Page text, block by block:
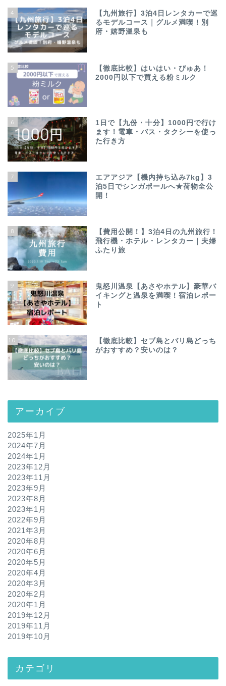
4
【九州旅行】3泊4日レンタカーで巡
るモデルコース｜グルメ満喫！別
府・嬉野温泉も
5
【徹底比較】はいはい・ぴゅあ！
2000円以下で買える粉ミルク
6
1日で【九份・十分】1000円で行け
ます！電車・バス・タクシーを使っ
た行き方
7
エアアジア【機内持ち込み7kg】3
泊5日でシンガポールへ★荷物全公
開！
8
【費用公開！】3泊4日の九州旅行！
飛行機・ホテル・レンタカー｜夫婦
ふたり旅
9
鬼怒川温泉【あさやホテル】豪華バ
イキングと温泉を満喫！宿泊レポー
ト
10
【徹底比較】セブ島とバリ島どっち
がおすすめ？安いのは？
アーカイブ
2025年1月
2024年7月
2024年1月
2023年12月
2023年11月
2023年9月
2023年8月
2023年1月
2022年9月
2021年3月
2020年8月
2020年6月
2020年5月
2020年4月
2020年3月
2020年2月
2020年1月
2019年12月
2019年11月
2019年10月
カテゴリ